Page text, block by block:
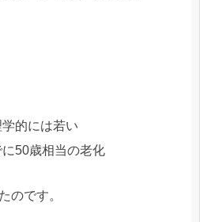
的には若い
50歳相当の老化
のです。